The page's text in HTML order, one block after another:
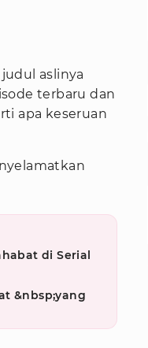
aslinya
terbaru dan
apa keseruan
di Serial
&nbsp;yang